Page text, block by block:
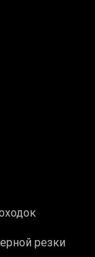
резки